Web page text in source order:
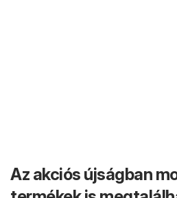
Az akciós újságban